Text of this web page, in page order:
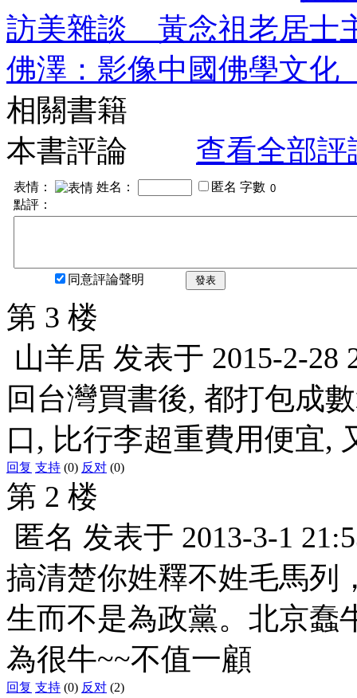
訪美雜談 黃念祖老居士
佛澤：影像中國佛學文
相關書籍
本書評論
查看全部評
表情： 姓名： 匿名 字數
點評：
同意評論聲明 發表
第 3 楼
山羊居 发表于 2015-2-28
回台灣買書後, 都打包成
口, 比行李超重費用便宜,
回复 支持 (0) 反对 (0)
第 2 楼
匿名 发表于 2013-3-1
搞清楚你姓釋不姓毛馬列
生而不是為政黨。北京蠢
為很牛~~不值一顧
回复 支持 (0) 反对 (2)